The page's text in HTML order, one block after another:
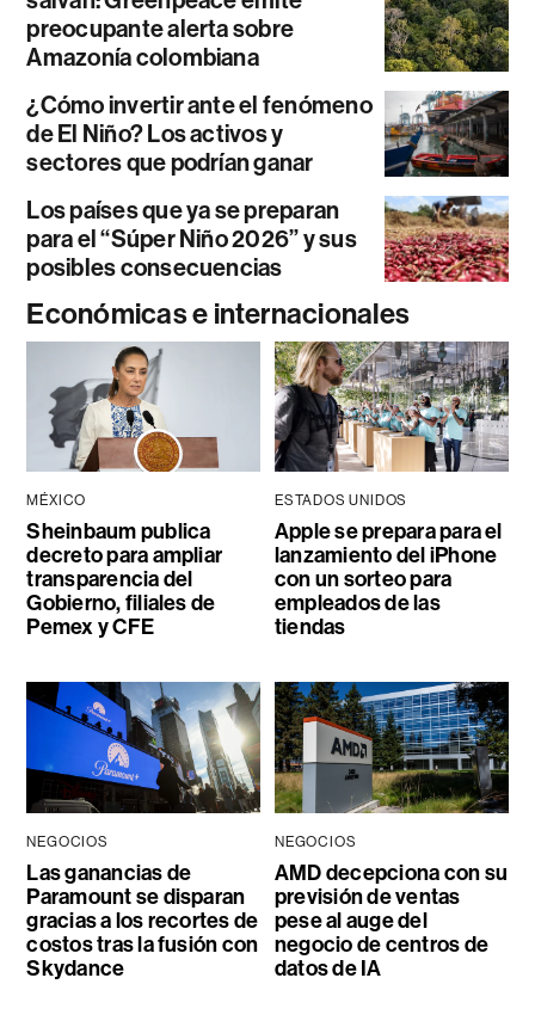
preocupante alerta sobre
Amazonía colombiana
¿Cómo invertir ante el fenómeno
de El Niño? Los activos y
sectores que podrían ganar
Los países que ya se preparan
para el “Súper Niño 2026” y sus
posibles consecuencias
Económicas e internacionales
MÉXICO
Sheinbaum publica
decreto para ampliar
transparencia del
Gobierno, filiales de
Pemex y CFE
ESTADOS UNIDOS
Apple se prepara para el
lanzamiento del iPhone
con un sorteo para
empleados de las
tiendas
NEGOCIOS
Las ganancias de
Paramount se disparan
gracias a los recortes de
costos tras la fusión con
Skydance
NEGOCIOS
AMD decepciona con su
previsión de ventas
pese al auge del
negocio de centros de
datos de IA